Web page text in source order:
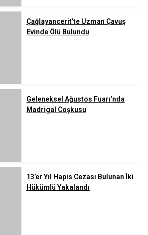
Çağlayancerit’te Uzman Çavuş
Evinde Ölü Bulundu
Geleneksel Ağustos Fuarı’nda
Madrigal Coşkusu
13’er Yıl Hapis Cezası Bulunan İki
Hükümlü Yakalandı